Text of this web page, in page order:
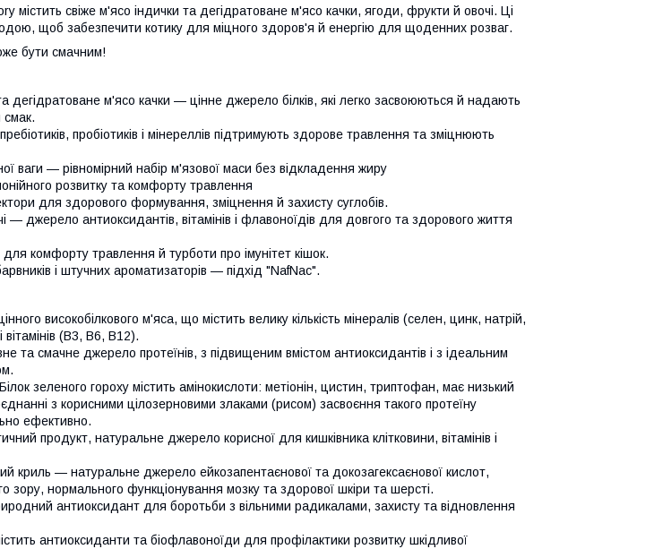
містить свіже м'ясо індички та дегідратоване м'ясо качки, ягоди, фрукти й овочі. Ці
щоб забезпечити котику для міцного здоров'я й енергію для щоденних розваг.
бути смачним!
дегідратоване м'ясо качки — цінне джерело білків, які легко засвоюються й надають
пробіотиків і мінереллів підтримують здорове травлення та зміцнюють
ваги — рівномірний набір м'язової маси без відкладення жиру
розвитку та комфорту травлення
для здорового формування, зміцнення й захисту суглобів.
— джерело антиоксидантів, вітамінів і флавоноїдів для довгого та здорового життя
комфорту травлення й турботи про імунітет кішок.
і штучних ароматизаторів — підхід "NafNac".
високобілкового м'яса, що містить велику кількість мінералів (селен, цинк, натрій,
(В3, В6, В12).
та смачне джерело протеїнів, з підвищеним вмістом антиоксидантів і з ідеальним
зеленого гороху містить амінокислоти: метіонін, цистин, триптофан, має низький
з корисними цілозерновими злаками (рисом) засвоєння такого протеїну
ефективно.
продукт, натуральне джерело корисної для кишківника клітковини, вітамінів і
криль — натуральне джерело ейкозапентаєнової та докозагексаєнової кислот,
зору, нормального функціонування мозку та здорової шкіри та шерсті.
антиоксидант для боротьби з вільними радикалами, захисту та відновлення
антиоксиданти та біофлавоноїди для профілактики розвитку шкідливої